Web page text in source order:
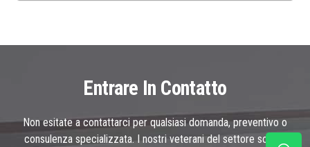
Entrare In Contatto
Non esitate a contattarci per qualsiasi domanda, preventivo o
consulenza specializzata. I nostri veterani del settore sono a